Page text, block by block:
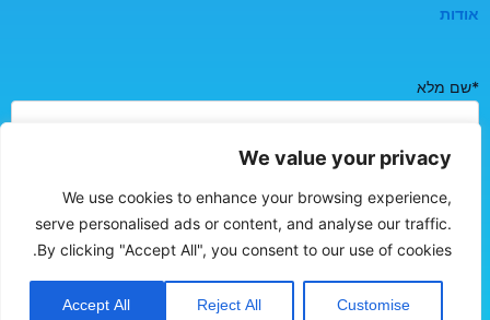
We value your privacy
We use cookies to enhance your browsing experience,
serve personalised ads or content, and analyse our traffic.
By clicking "Accept All", you consent to our use of cookies.
Customise
Reject All
Accept All
אודות
*שם מלא